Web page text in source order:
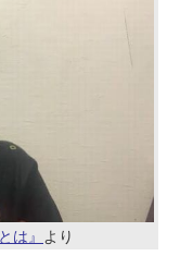
は』 より